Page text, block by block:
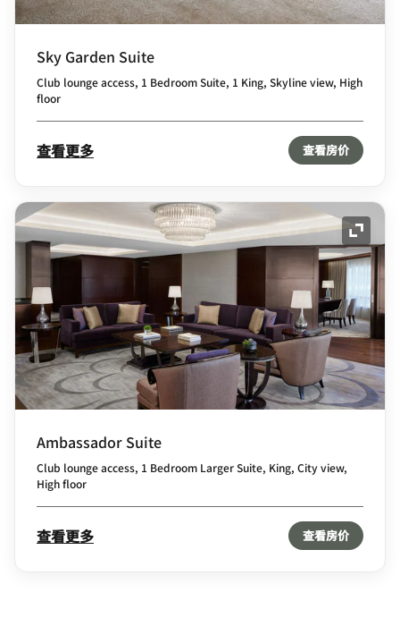
Sky Garden Suite
Club lounge access, 1 Bedroom Suite, 1 King, Skyline view, High
floor
查看更多 查看房价
展开
Ambassador Suite
Club lounge access, 1 Bedroom Larger Suite, King, City view,
High floor
查看更多 查看房价